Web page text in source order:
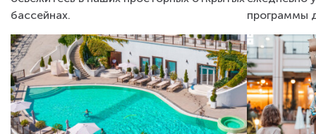
бассейнах.
программы